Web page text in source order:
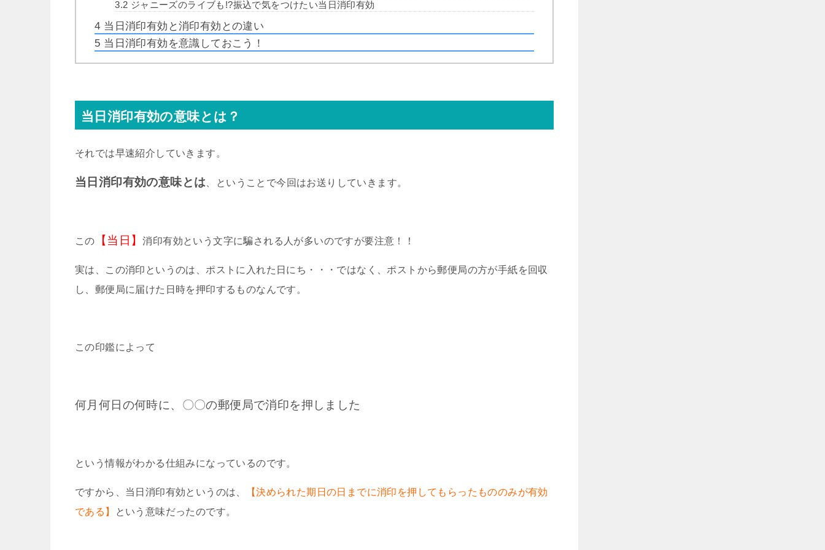
3.2 ジャニーズのライブも!?振込で気をつけたい当日消印有効
4 当日消印有効と消印有効との違い
5 当日消印有効を意識しておこう！
当日消印有効の意味とは？
それでは早速紹介していきます。
当日消印有効の意味とは 、ということで今回はお送りしていきます。
この 【当日】消印有効という文字に騙される人が多いのですが要注意！！
実は、この消印というのは、ポストに入れた日にち・・・ではなく、ポストから郵便局の方が手紙を回収
し、郵便局に届けた日時を押印するものなんです。
この印鑑によって
何月何日の何時に、〇〇の郵便局で消印を押しました
という情報がわかる仕組みになっているのです。
ですから、当日消印有効というのは、
【決められた期日の日までに消印を押してもらったもののみが有効
である】
という意味だったのです。